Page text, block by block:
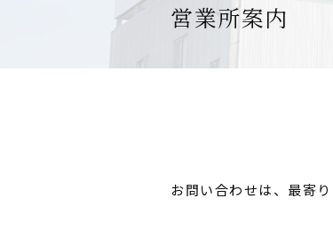
営業所案内
お問い合わせは、最寄